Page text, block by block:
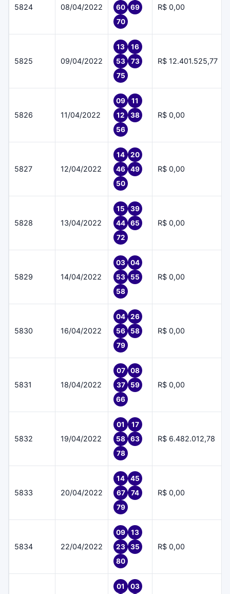
5824 08/04/2022
60
69
70
R$ 0,00
5825 09/04/2022
13
16
53
73
75
R$ 12.401.525,77
5826 11/04/2022
09
11
12
38
56
R$ 0,00
5827 12/04/2022
14
20
46
49
50
R$ 0,00
5828 13/04/2022
15
39
44
65
72
R$ 0,00
5829 14/04/2022
03
04
53
55
58
R$ 0,00
5830 16/04/2022
04
26
56
58
79
R$ 0,00
5831 18/04/2022
07
08
37
59
66
R$ 0,00
5832 19/04/2022
01
17
58
63
78
R$ 6.482.012,78
5833 20/04/2022
14
45
67
74
79
R$ 0,00
5834 22/04/2022
09
13
23
35
80
R$ 0,00
01 03